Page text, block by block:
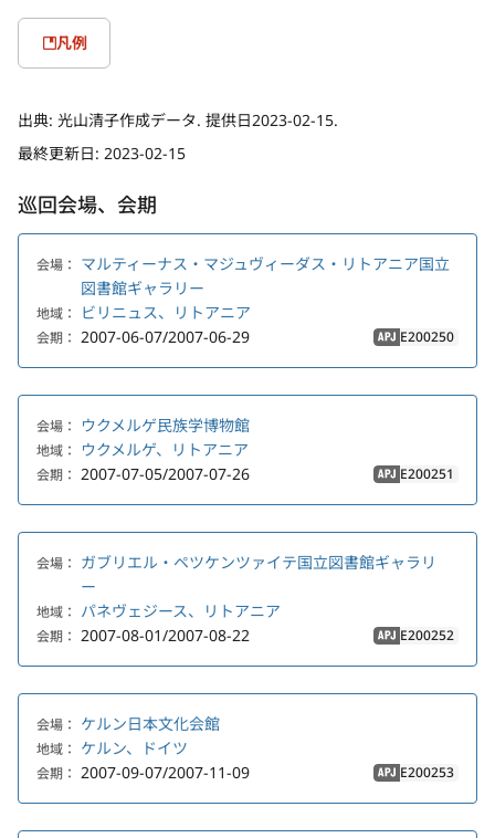
凡例
出典: 光山清子作成データ. 提供日2023-02-15.
最終更新日: 2023-02-15
巡回会場、会期
会場： マルティーナス・マジュヴィーダス・リトアニア国立
図書館ギャラリー
地域： ビリニュス、リトアニア
会期： 2007-06-07/2007-06-29 APJ E200250
会場： ウクメルゲ民族学博物館
地域： ウクメルゲ、リトアニア
会期： 2007-07-05/2007-07-26 APJ E200251
会場： ガブリエル・ペツケンツァイテ国立図書館ギャラリ
ー
地域： パネヴェジース、リトアニア
会期： 2007-08-01/2007-08-22 APJ E200252
会場： ケルン日本文化会館
地域： ケルン、ドイツ
会期： 2007-09-07/2007-11-09 APJ E200253